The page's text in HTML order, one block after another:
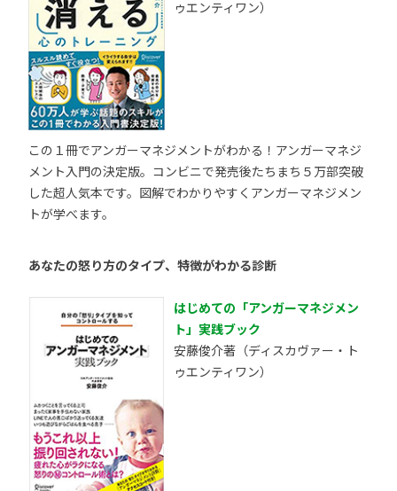
ゥエンティワン）
この１冊でアンガーマネジメントがわかる！アンガーマネジ
メント入門の決定版。コンビニで発売後たちまち５万部突破
した超人気本です。図解でわかりやすくアンガーマネジメン
トが学べます。
あなたの怒り方のタイプ、特徴がわかる診断
はじめての「アンガーマネジメン
ト」実践ブック
安藤俊介著（ディスカヴァー・ト
ゥエンティワン）